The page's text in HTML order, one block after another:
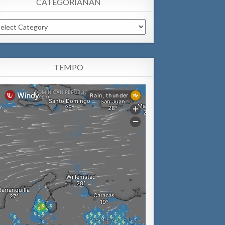
CATEGORIANAN
TEMPO